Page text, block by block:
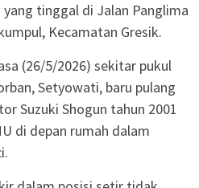
tinggal di Jalan Panglima
Kecamatan Gresik.
(26/5/2026) sekitar pukul
Setyowati, baru pulang
Suzuki Shogun tahun 2001
di depan rumah dalam